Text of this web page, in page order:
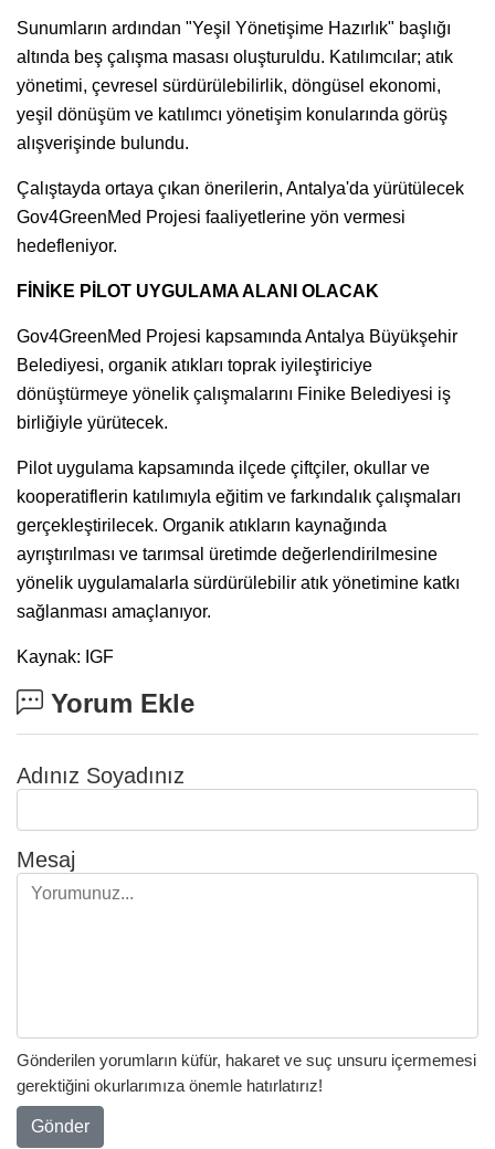
Sunumların ardından "Yeşil Yönetişime Hazırlık" başlığı
altında beş çalışma masası oluşturuldu. Katılımcılar; atık
yönetimi, çevresel sürdürülebilirlik, döngüsel ekonomi,
yeşil dönüşüm ve katılımcı yönetişim konularında görüş
alışverişinde bulundu.
Çalıştayda ortaya çıkan önerilerin, Antalya'da yürütülecek
Gov4GreenMed Projesi faaliyetlerine yön vermesi
hedefleniyor.
FİNİKE PİLOT UYGULAMA ALANI OLACAK
Gov4GreenMed Projesi kapsamında Antalya Büyükşehir
Belediyesi, organik atıkları toprak iyileştiriciye
dönüştürmeye yönelik çalışmalarını Finike Belediyesi iş
birliğiyle yürütecek.
Pilot uygulama kapsamında ilçede çiftçiler, okullar ve
kooperatiflerin katılımıyla eğitim ve farkındalık çalışmaları
gerçekleştirilecek. Organik atıkların kaynağında
ayrıştırılması ve tarımsal üretimde değerlendirilmesine
yönelik uygulamalarla sürdürülebilir atık yönetimine katkı
sağlanması amaçlanıyor.
Kaynak: IGF
Yorum Ekle
Adınız Soyadınız
Mesaj
Gönderilen yorumların küfür, hakaret ve suç unsuru içermemesi
gerektiğini okurlarımıza önemle hatırlatırız!
Gönder